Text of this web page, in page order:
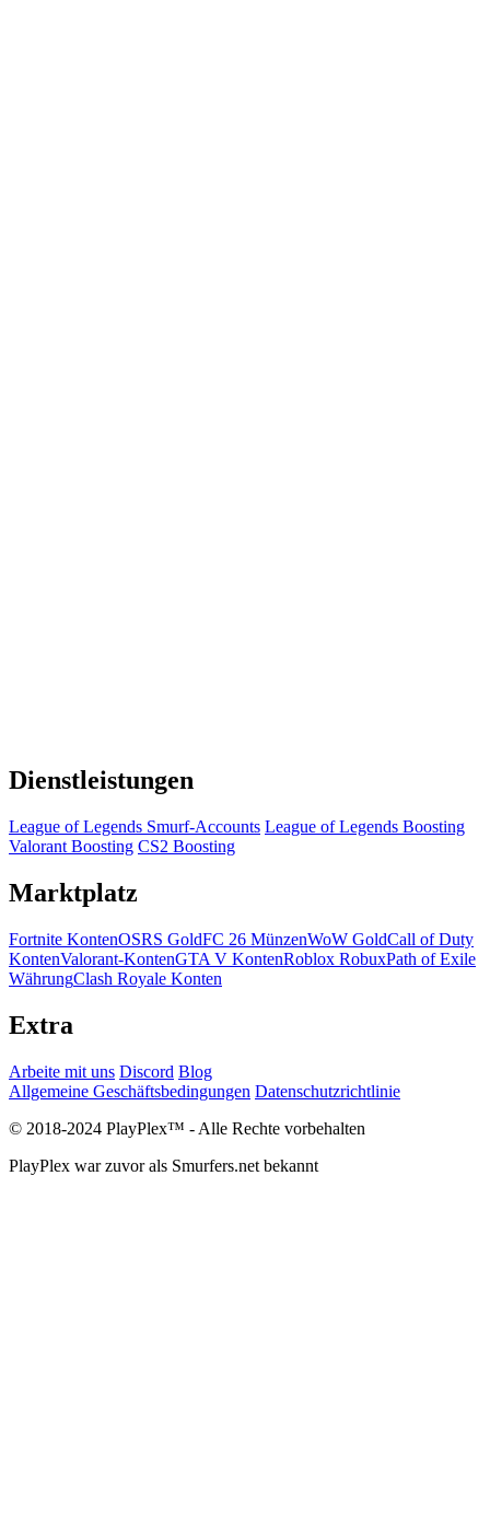
Dienstleistungen
League of Legends Smurf-Accounts League of Legends Boosting
Valorant Boosting CS2 Boosting
Marktplatz
Fortnite KontenOSRS GoldFC 26 MünzenWoW GoldCall of Duty
KontenValorant-KontenGTA V KontenRoblox RobuxPath of Exile
WährungClash Royale Konten
Extra
Arbeite mit uns Discord Blog
Allgemeine Geschäftsbedingungen Datenschutzrichtlinie
© 2018-2024 PlayPlex™ - Alle Rechte vorbehalten
PlayPlex war zuvor als Smurfers.net bekannt